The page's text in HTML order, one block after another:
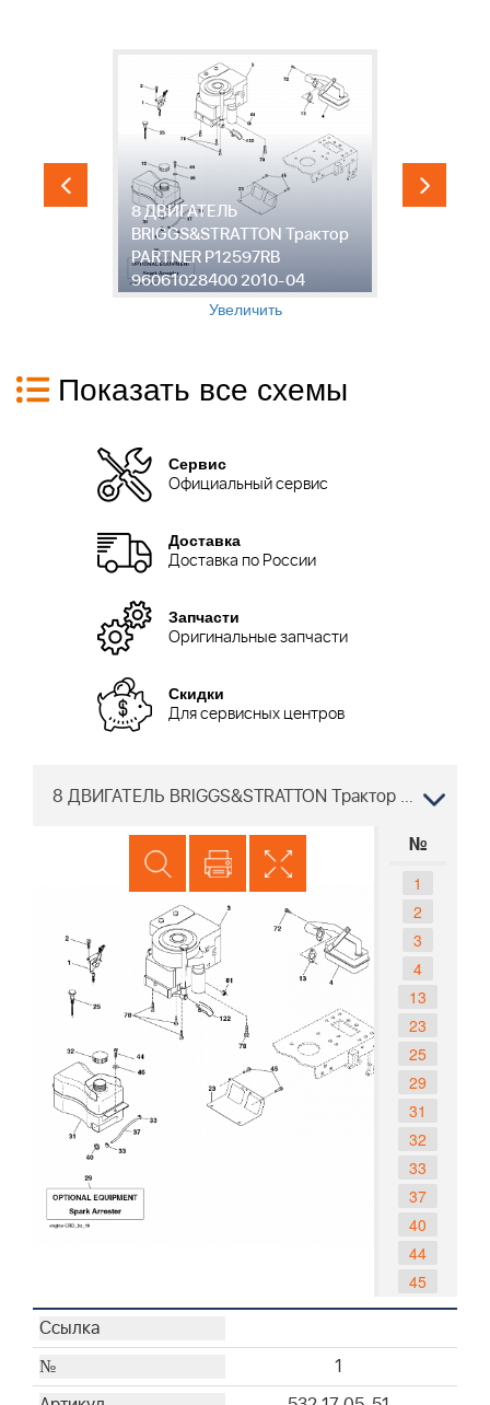
8 ДВИГАТЕЛЬ
BRIGGS&STRATTON Трактор
PARTNER P12597RB
96061028400 2010-04
Увеличить
Показать все схемы
Сервис
Официальный сервис
Доставка
Доставка по России
Запчасти
Оригинальные запчасти
Скидки
Для сервисных центров
8 ДВИГАТЕЛЬ BRIGGS&STRATTON Трактор PARTNER P12597RB 96061028400 2010-04
№
1
2
3
4
13
23
25
29
31
32
33
37
40
44
45
46
1